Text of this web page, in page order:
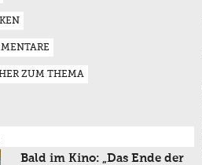
ZUM THEMA
Bald im Kino: „Das Ende der